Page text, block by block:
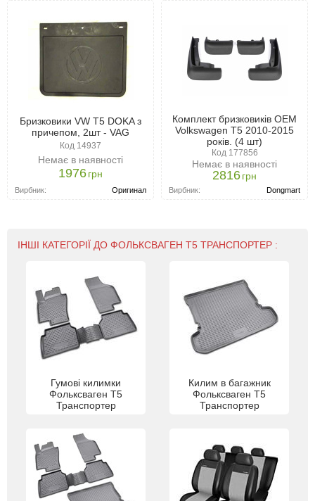
Бризковики VW T5 DOKA з
причепом, 2шт - VAG
Код 14937
Немає в наявності
1976грн
Вирбник: Оригинал
Комплект бризковиків ОЕМ
Volkswagen T5 2010-2015
років. (4 шт)
Код 177856
Немає в наявності
2816грн
Вирбник: Dongmart
ІНШІ КАТЕГОРІЇ ДО ФОЛЬКСВАГЕН Т5 ТРАНСПОРТЕР :
Гумові килимки
Фольксваген Т5
Транспортер
Килим в багажник
Фольксваген Т5
Транспортер